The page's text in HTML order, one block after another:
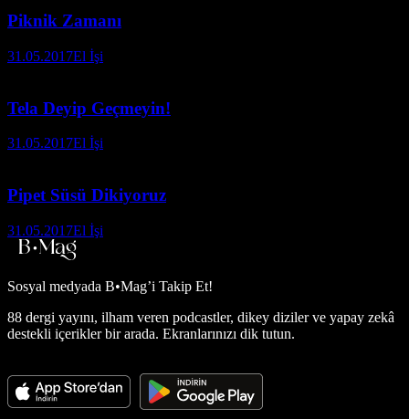
Piknik Zamanı
31.05.2017El İşi
Tela Deyip Geçmeyin!
31.05.2017El İşi
Pipet Süsü Dikiyoruz
31.05.2017El İşi
Sosyal medyada B•Mag’i Takip Et!
88 dergi yayını, ilham veren podcastler, dikey diziler ve yapay zekâ
destekli içerikler bir arada. Ekranlarınızı dik tutun.